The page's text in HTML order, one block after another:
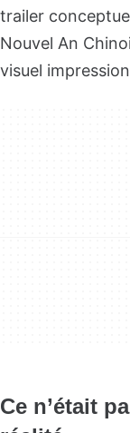
trailer
Nouvel An
visuel
Ce n’était